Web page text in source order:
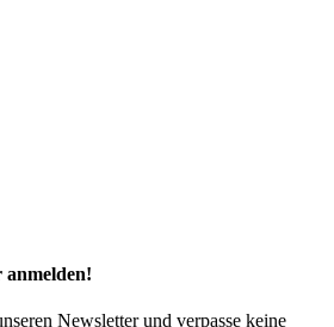
anmelden!
Newsletter und verpasse keine